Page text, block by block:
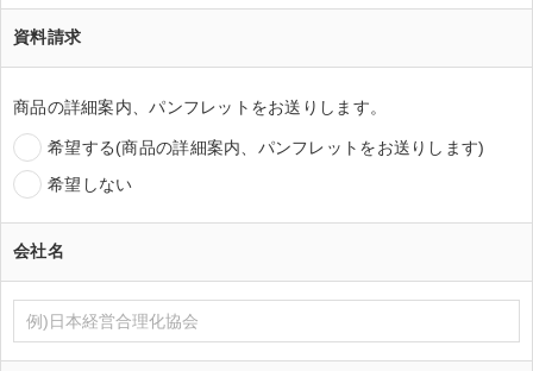
資料請求
商品の詳細案内、パンフレットをお送りします。
希望する(商品の詳細案内、パンフレットをお送りします)
希望しない
会社名